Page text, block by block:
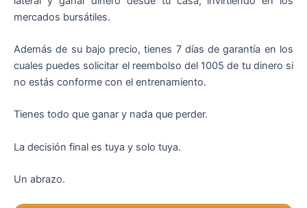
mercados bursátiles.
Además de su bajo precio, tienes 7 días de garantía en los
cuales puedes solicitar el reembolso del 1005 de tu dinero si
no estás conforme con el entrenamiento.
Tienes todo que ganar y nada que perder.
La decisión final es tuya y solo tuya.
Un abrazo.